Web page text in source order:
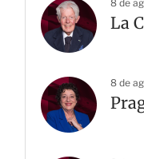
8 de
La
8 de